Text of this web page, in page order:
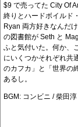
$9 で売ってた City Of
終りとハードボイルド
Ryan 両方好きなんだ
の図書館が Seth と
ふと気付いた。何か、
にいくつかそれぞれ共
のカフカ」と「世界の
あるし。
BGM: コンビニ / 柴田淳